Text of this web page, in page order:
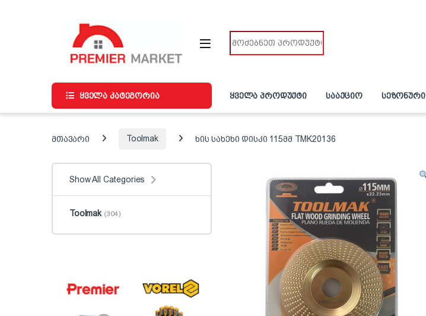
ყველა კატეგორია ყველა პროდუქტი სააქციო სეზონური
მთავარი Toolmak ხის სახეხი დისკი 115მმ TMK20136
Show All Categories
Toolmak (304)